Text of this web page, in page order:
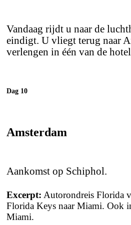
Vandaag rijdt u naar de
eindigt. U vliegt terug naar
verlengen in één van de
Dag 10
Amsterdam
Aankomst op Schiphol.
Excerpt: Autorondreis Florida
Florida Keys naar Miami. Ook
Miami.